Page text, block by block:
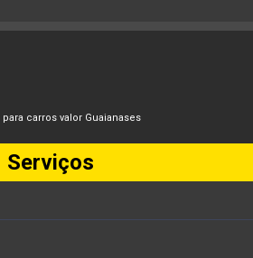
carros valor Guaianases
Serviços